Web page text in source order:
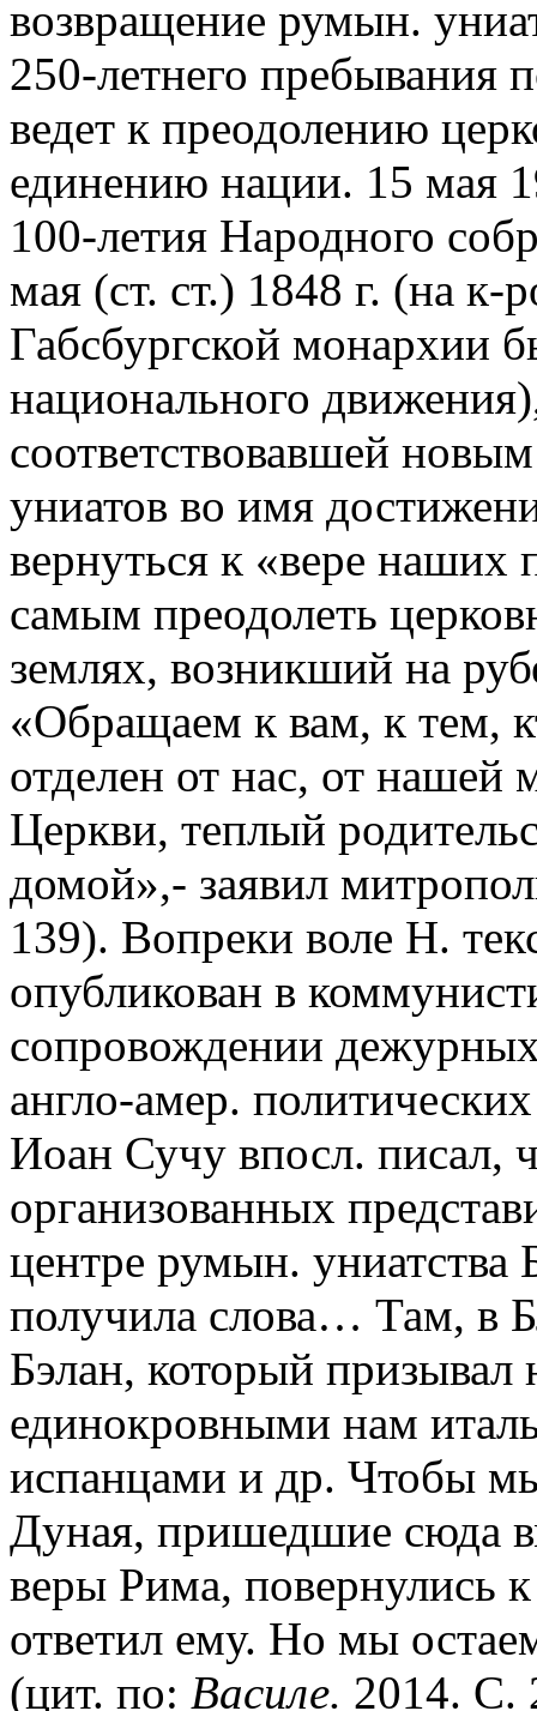
возвращение румын.
250-летнего пребывания
ведет к преодолению
единению нации. 15 мая
100-летия Народного
мая (ст. ст.) 1848 г. (на
Габсбургской монархии
национального
соответствовавшей
униатов во имя
вернуться к «вере
самым преодолеть
землях, возникший на
«Обращаем к вам, к тем,
отделен от нас, от нашей
Церкви, теплый
домой»,- заявил
139). Вопреки воле Н.
опубликован в
сопровождении
англо-амер.
Иоан Сучу впосл. писал,
организованных
центре румын.
получила слова… Там, в
Бэлан, который призывал
единокровными нам
испанцами и др. Чтобы
Дуная, пришедшие сюда
веры Рима, повернулись
ответил ему. Но мы
(цит. по: Василе. 2014. С.